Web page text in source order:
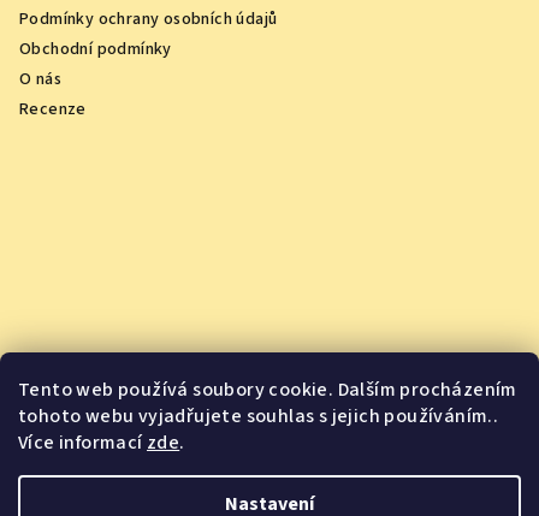
Tento web používá soubory cookie. Dalším procházením
tohoto webu vyjadřujete souhlas s jejich používáním..
Více informacízde.
Nastavení
Podmínky ochrany osobních údajů
Obchodní podmínky
O nás
Recenze
Vychutnejte si oceněná vína z pohodlí domova